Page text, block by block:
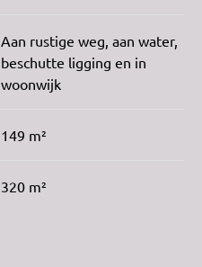
Aan rustige weg, aan water,
beschutte ligging en in
woonwijk
149 m²
320 m²